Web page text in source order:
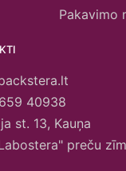
Pakavimo
40938
st. 13, Kauņa
preču